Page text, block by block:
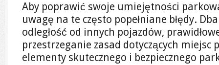
Aby poprawić swoje umiejętności
uwagę na te często popełniane błędy.
odległość od innych pojazdów,
przestrzeganie zasad dotyczących miejsc
elementy skutecznego i bezpiecznego